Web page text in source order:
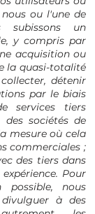
ou l'une de
subissons un
y compris par
acquisition ou
la quasi-totalité
détenir
par le biais
services tiers
des sociétés de
mesure où cela
commerciales ;
des tiers dans
Pour
possible, nous
à des